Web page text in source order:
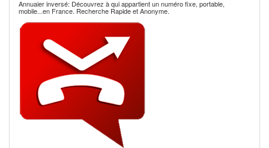
Annuaier inversé: Découvrez à qui appartient un numéro fixe, portable,
mobile...en France. Recherche Rapide et Anonyme.